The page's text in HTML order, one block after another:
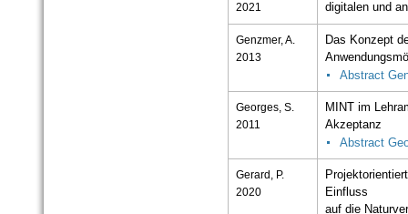
2021
digitalen und
Genzmer, A.
2013
Das Konzept
Abstract
Georges, S.
2011
MINT im
Akzeptanz
Abstract
Gerard, P.
2020
Einfluss
auf die